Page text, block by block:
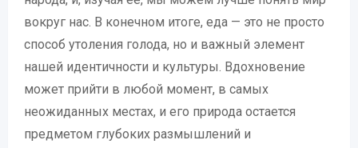
вокруг нас. В конечном итоге, еда — это не просто
способ утоления голода, но и важный элемент
нашей идентичности и культуры. Вдохновение
может прийти в любой момент, в самых
неожиданных местах, и его природа остается
предметом глубоких размышлений и